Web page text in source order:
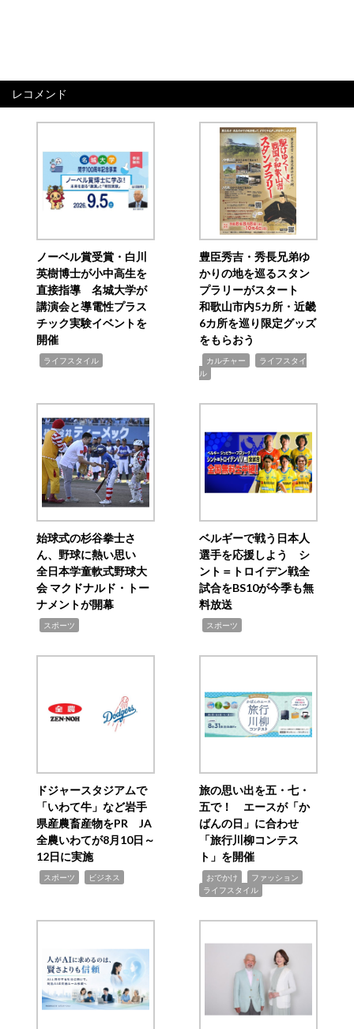
レコメンド
ノーベル賞受賞・白川
英樹博士が小中高生を
直接指導 名城大学が
講演会と導電性プラス
チック実験イベントを
開催
ライフスタイル
豊臣秀吉・秀長兄弟ゆ
かりの地を巡るスタン
プラリーがスタート
和歌山市内5カ所・近畿
6カ所を巡り限定グッズ
をもらおう
カルチャー
ライフスタイ
ル
始球式の杉谷拳士さ
ん、野球に熱い思い
全日本学童軟式野球大
会 マクドナルド・トー
ナメントが開幕
スポーツ
ベルギーで戦う日本人
選手を応援しよう シ
ント＝トロイデン戦全
試合をBS10が今季も無
料放送
スポーツ
ドジャースタジアムで
「いわて牛」など岩手
県産農畜産物をPR JA
全農いわてが8月10日～
12日に実施
スポーツ ビジネス
旅の思い出を五・七・
五で！ エースが「か
ばんの日」に合わせ
「旅行川柳コンテス
ト」を開催
おでかけ ファッション
ライフスタイル